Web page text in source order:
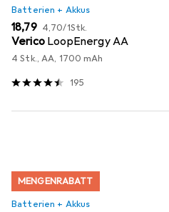
Batterien + Akkus
EUR
18,79 EUR
4,70/1Stk.
Verico LoopEnergy AA
4 Stk., AA, 1700 mAh
195
MENGENRABATT
Batterien + Akkus